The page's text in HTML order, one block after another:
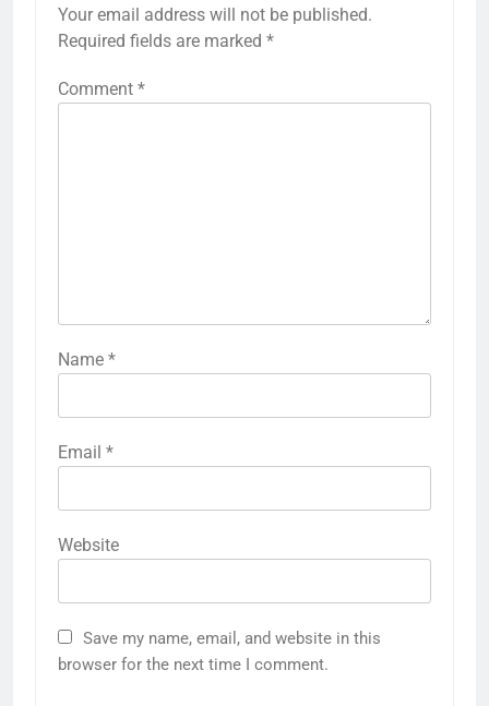
Your email address will not be published.
Required fields are marked *
Comment *
Name *
Email *
Website
Save my name, email, and website in this
browser for the next time I comment.